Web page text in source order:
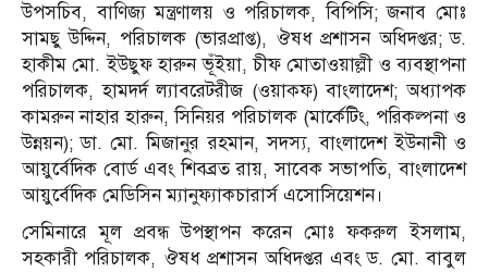
উপসচিব, বাণিজ্য মন্ত্রণালয় ও পরিচালক, বিপিসি; জনাব মোঃ
সামছু উদ্দিন, পরিচালক (ভারপ্রাপ্ত), ঔষধ প্রশাসন অধিদপ্তর; ড.
হাকীম মো. ইউছুফ হারুন ভূঁইয়া, চীফ মোতাওয়াল্লী ও ব্যবস্থাপনা
পরিচালক, হামদর্দ ল্যাবরেটরীজ (ওয়াক্ফ) বাংলাদেশ; অধ্যাপক
কামরুন নাহার হারুন, সিনিয়র পরিচালক (মার্কেটিং, পরিকল্পনা ও
উন্নয়ন); ডা. মো. মিজানুর রহমান, সদস্য, বাংলাদেশ ইউনানী ও
আয়ুর্বেদিক বোর্ড এবং শিবব্রত রায়, সাবেক সভাপতি, বাংলাদেশ
আয়ুর্বেদিক মেডিসিন ম্যানুফ্যাকচারার্স এসোসিয়েশন।
সেমিনারে মূল প্রবন্ধ উপস্থাপন করেন মোঃ ফকরুল ইসলাম,
সহকারী পরিচালক, ঔষধ প্রশাসন অধিদপ্তর এবং ড. মো. বাবুল